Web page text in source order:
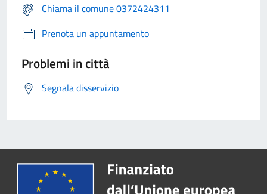
Chiama il comune 0372424311
Prenota un appuntamento
Problemi in città
Segnala disservizio